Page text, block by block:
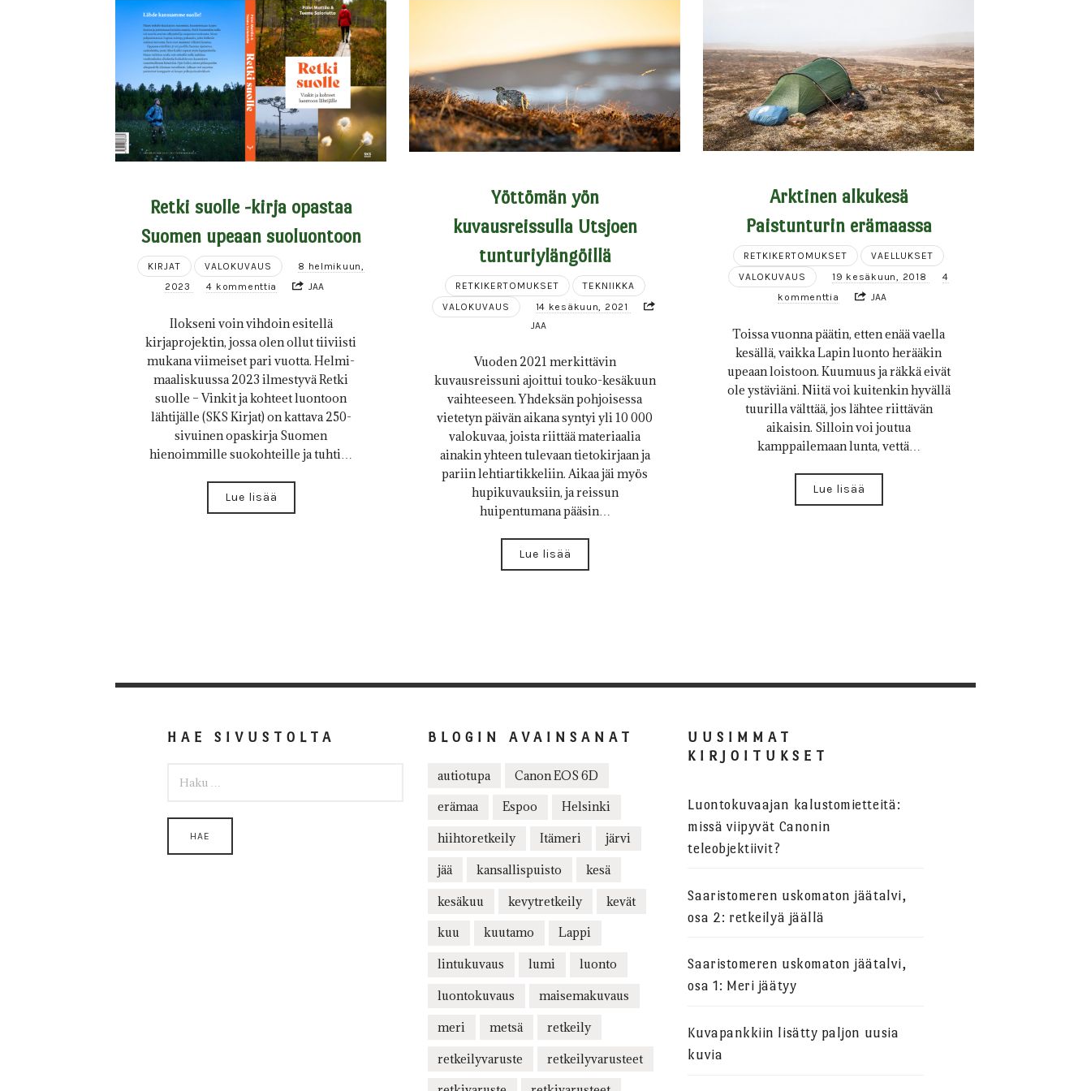
Retki suolle -kirja opastaa
Suomen upeaan suoluontoon
KIRJAT VALOKUVAUS
8 helmikuun,
2023
4 kommenttia JAA
Ilokseni voin vihdoin esitellä
kirjaprojektin, jossa olen ollut tiiviisti
mukana viimeiset pari vuotta. Helmi-
maaliskuussa 2023 ilmestyvä Retki
suolle – Vinkit ja kohteet luontoon
lähtijälle (SKS Kirjat) on kattava 250-
sivuinen opaskirja Suomen
hienoimmille suokohteille ja tuhti…
Lue lisää
Yöttömän yön
kuvausreissulla Utsjoen
tunturiylängöillä
RETKIKERTOMUKSET
TEKNIIKKA
VALOKUVAUS
14 kesäkuun, 2021
JAA
Vuoden 2021 merkittävin
kuvausreissuni ajoittui touko-kesäkuun
vaihteeseen. Yhdeksän pohjoisessa
vietetyn päivän aikana syntyi yli 10 000
valokuvaa, joista riittää materiaalia
ainakin yhteen tulevaan tietokirjaan ja
pariin lehtiartikkeliin. Aikaa jäi myös
hupikuvauksiin, ja reissun
huipentumana pääsin…
Lue lisää
Arktinen alkukesä
Paistunturin erämaassa
RETKIKERTOMUKSET
VAELLUKSET
VALOKUVAUS
19 kesäkuun, 2018
4
kommenttia
JAA
Toissa vuonna päätin, etten enää vaella
kesällä, vaikka Lapin luonto herääkin
upeaan loistoon. Kuumuus ja räkkä eivät
ole ystäviäni. Niitä voi kuitenkin hyvällä
tuurilla välttää, jos lähtee riittävän
aikaisin. Silloin voi joutua
kamppailemaan lunta, vettä…
Lue lisää
HAE SIVUSTOLTA BLOGIN AVAINSANAT
autiotupa Canon EOS 6D
erämaa Espoo Helsinki
hiihtoretkeily Itämeri järvi
jää kansallispuisto kesä
kesäkuu kevytretkeily kevät
kuu kuutamo Lappi
lintukuvaus lumi luonto
luontokuvaus maisemakuvaus
meri metsä retkeily
retkeilyvaruste retkeilyvarusteet
UUSIMMAT
KIRJOITUKSET
Luontokuvaajan kalustomietteitä:
missä viipyvät Canonin
teleobjektiivit?
Saaristomeren uskomaton jäätalvi,
osa 2: retkeilyä jäällä
Saaristomeren uskomaton jäätalvi,
osa 1: Meri jäätyy
Kuvapankkiin lisätty paljon uusia
kuvia